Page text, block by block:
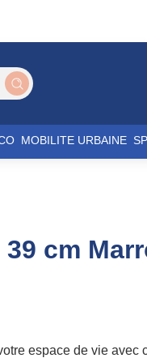
MOBILITE URBAINE
cm
espace de vie avec